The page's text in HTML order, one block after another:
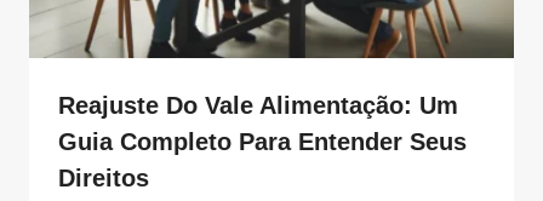
Reajuste Do Vale Alimentação: Um
Guia Completo Para Entender Seus
Direitos